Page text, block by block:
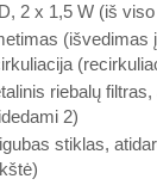
2 x 1,5 W (iš
(išvedimas
riebalų
2)
stiklas,